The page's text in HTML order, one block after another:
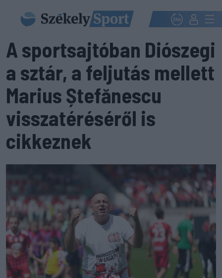
A sportsajtóban Diószegi
a sztár, a feljutás mellett
Marius Ștefănescu
visszatéréséről is
cikkeznek